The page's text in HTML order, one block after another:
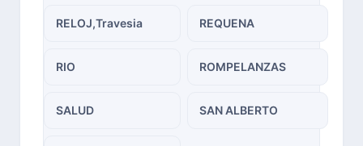
RELOJ,Travesia REQUENA
RIO ROMPELANZAS
SALUD SAN ALBERTO